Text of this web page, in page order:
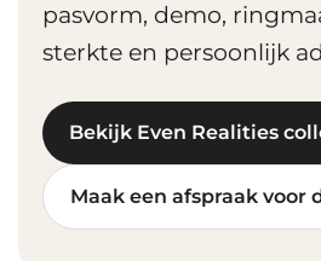
pasvorm, demo,
sterkte en persoonlijk
Bekijk Even Realities
Maak een afspraak voor